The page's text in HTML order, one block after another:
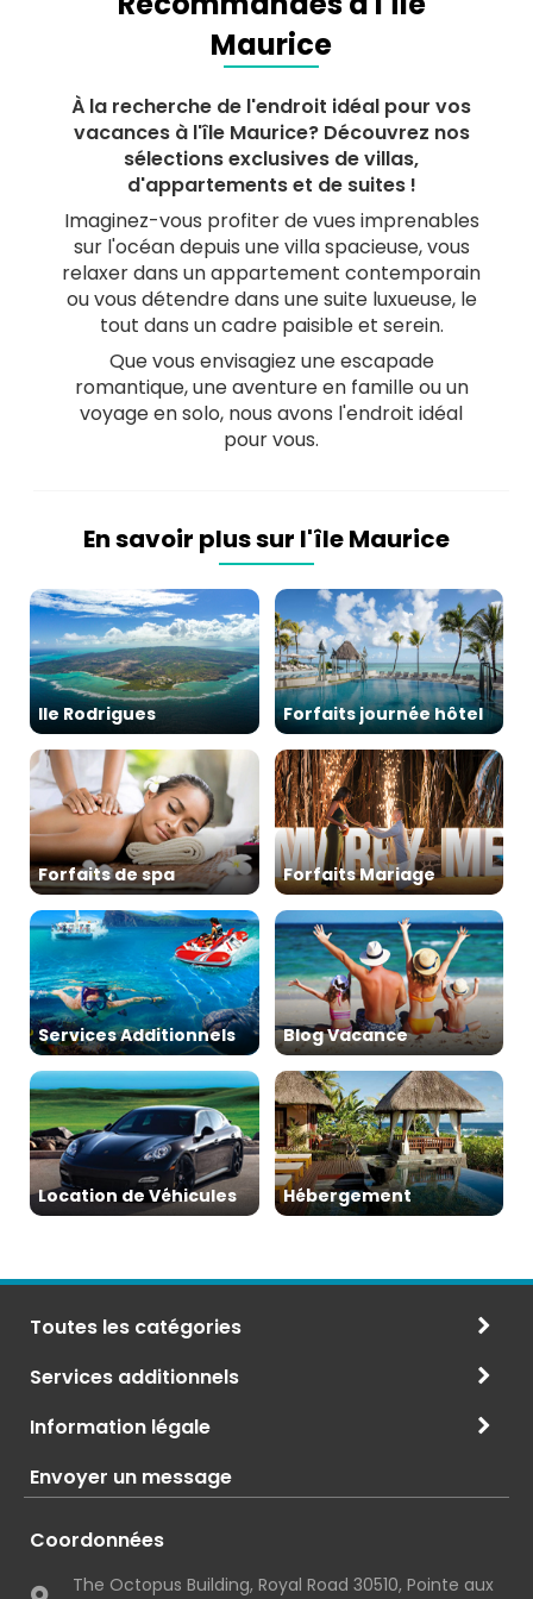
Maurice
À la recherche de l'endroit idéal pour vos
vacances à l'île Maurice? Découvrez nos
sélections exclusives de villas,
d'appartements et de suites !
Imaginez-vous profiter de vues imprenables
sur l'océan depuis une villa spacieuse, vous
relaxer dans un appartement contemporain
ou vous détendre dans une suite luxueuse, le
tout dans un cadre paisible et serein.
Que vous envisagiez une escapade
romantique, une aventure en famille ou un
voyage en solo, nous avons l'endroit idéal
pour vous.
En savoir plus sur l'île Maurice
Ile Rodrigues Forfaits journée hôtel
Forfaits de spa Forfaits Mariage
Services Additionnels Blog Vacance
Location de Véhicules Hébergement
Toutes les catégories
Services additionnels
Information légale
Envoyer un message
Coordonnées
The Octopus Building, Royal Road 30510, Pointe aux